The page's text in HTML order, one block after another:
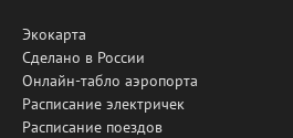
Экокарта
Сделано в России
Онлайн-табло аэропорта
Расписание электричек
Расписание поездов